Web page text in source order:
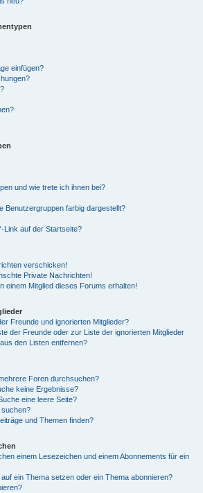
einfügen?
und wie trete ich ihnen bei?
Benutzergruppen farbig dargestellt?
Link auf der Startseite?
verschicken!
Private Nachrichten!
einem Mitglied dieses Forums erhalten!
Freunde und ignorierten Mitglieder?
der Freunde oder zur Liste der ignorierten Mitglieder
den Listen entfernen?
Foren durchsuchen?
keine Ergebnisse?
eine leere Seite?
suchen?
und Themen finden?
einem Lesezeichen und einem Abonnements für ein
ein Thema setzen oder ein Thema abonnieren?